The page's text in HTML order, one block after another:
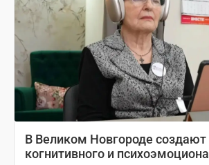
В Великом Новгороде
когнитивного и